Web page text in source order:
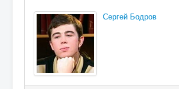
Сергей Бодров